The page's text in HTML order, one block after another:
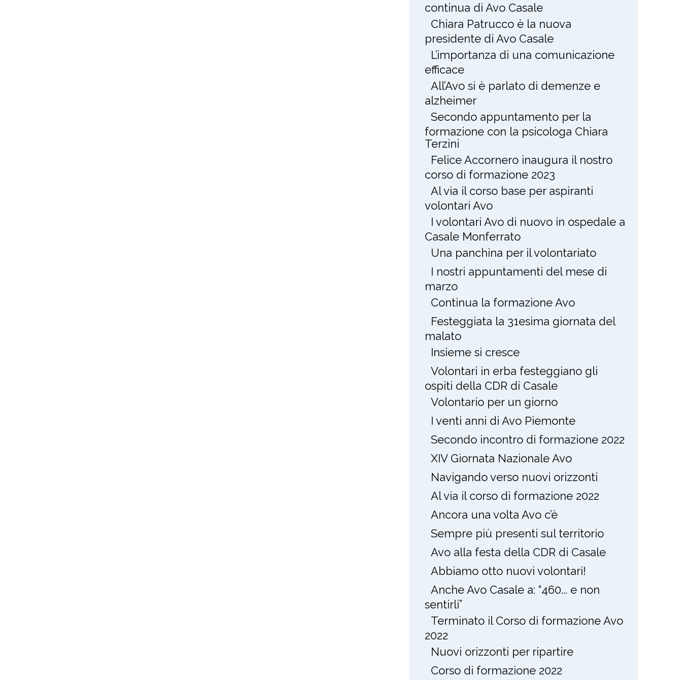
continua di Avo Casale
Chiara Patrucco è la nuova
presidente di Avo Casale
L’importanza di una comunicazione
efficace
All’Avo si è parlato di demenze e
alzheimer
Secondo appuntamento per la
formazione con la psicologa Chiara
Terzini
Felice Accornero inaugura il nostro
corso di formazione 2023
Al via il corso base per aspiranti
volontari Avo
I volontari Avo di nuovo in ospedale a
Casale Monferrato
Una panchina per il volontariato
I nostri appuntamenti del mese di
marzo
Continua la formazione Avo
Festeggiata la 31esima giornata del
malato
Insieme si cresce
Volontari in erba festeggiano gli
ospiti della CDR di Casale
Volontario per un giorno
I venti anni di Avo Piemonte
Secondo incontro di formazione 2022
XIV Giornata Nazionale Avo
Navigando verso nuovi orizzonti
Al via il corso di formazione 2022
Ancora una volta Avo c’è
Sempre più presenti sul territorio
Avo alla festa della CDR di Casale
Abbiamo otto nuovi volontari!
Anche Avo Casale a: “460... e non
sentirli”
Terminato il Corso di formazione Avo
2022
Nuovi orizzonti per ripartire
Corso di formazione 2022